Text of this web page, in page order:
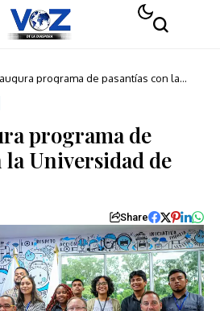
programa de pasantías con la
programa de
la Universidad de
Share